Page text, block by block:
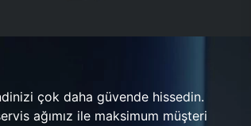
çok daha güvende hissedin.
ağımız ile maksimum müşteri